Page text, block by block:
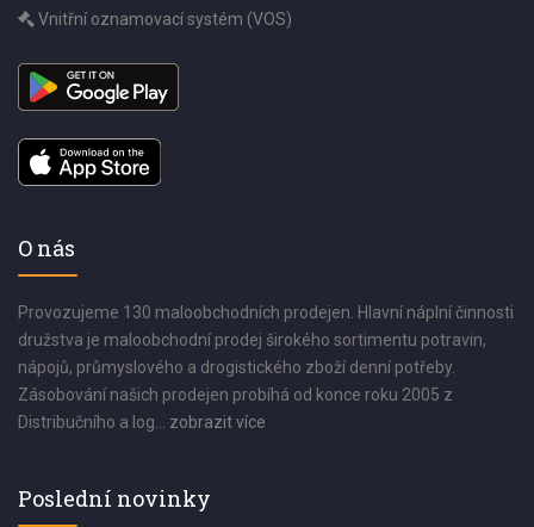
Vnitřní oznamovací systém (VOS)
O nás
Provozujeme 130 maloobchodních prodejen. Hlavní náplní činnosti
družstva je maloobchodní prodej širokého sortimentu potravin,
nápojů, průmyslového a drogistického zboží denní potřeby.
Zásobování našich prodejen probíhá od konce roku 2005 z
Distribučního a log... zobrazit více
Poslední novinky